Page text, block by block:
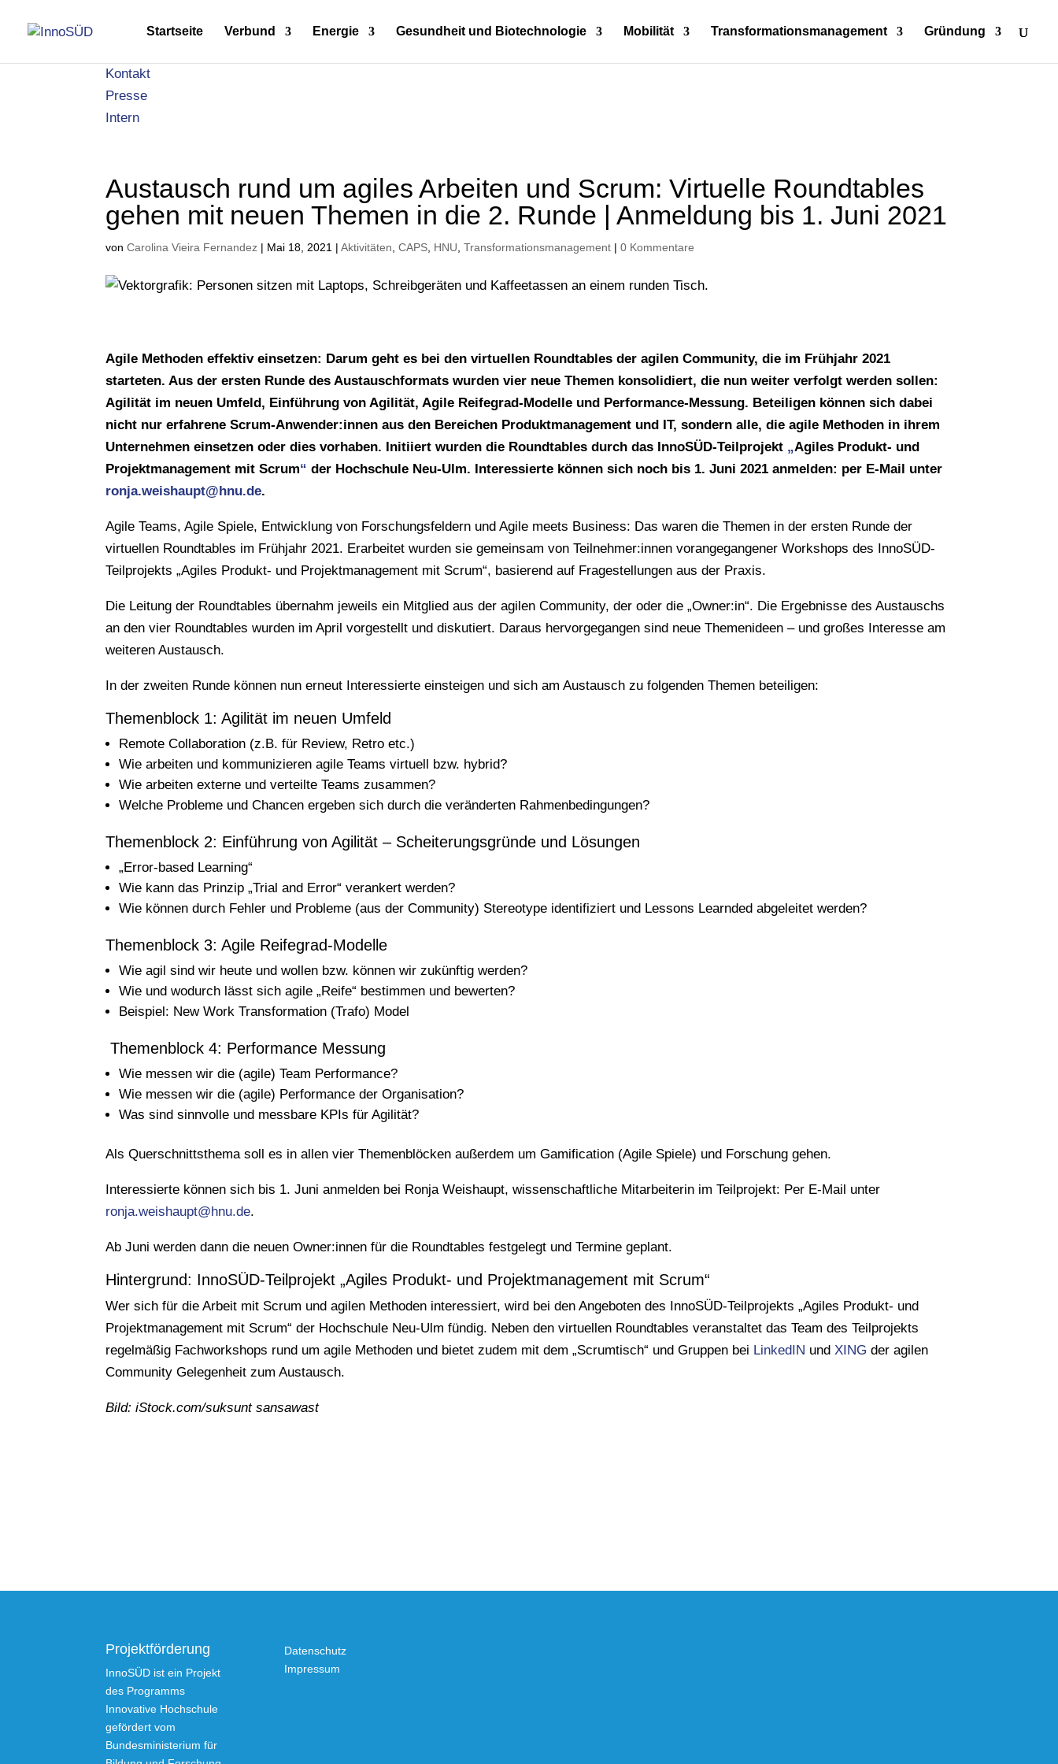
Kontakt
Presse
Intern
Startseite Verbund Energie Gesundheit und Biotechnologie Mobilität Transformationsmanagement Gründung
Austausch rund um agiles Arbeiten und Scrum: Virtuelle Roundtables
gehen mit neuen Themen in die 2. Runde | Anmeldung bis 1. Juni 2021
vonCarolina Vieira Fernandez | Mai 18, 2021 |Aktivitäten ,CAPS HNU ,Transformationsmanagement |0 Kommentare
Agile Methoden effektiv einsetzen: Darum geht es bei den virtuellen Roundtables der agilen Community, die im Frühjahr 2021
starteten. Aus der ersten Runde des Austauschformats wurden vier neue Themen konsolidiert, die nun weiter verfolgt werden sollen:
Agilität im neuen Umfeld, Einführung von Agilität, Agile Reifegrad-Modelle und Performance-Messung. Beteiligen können sich dabei
nicht nur erfahrene Scrum-Anwender:innen aus den Bereichen Produktmanagement und IT, sondern alle, die agile Methoden in ihrem
Unternehmen einsetzen oder dies vorhaben. Initiiert wurden die Roundtables durch das InnoSÜD-Teilprojekt „Agiles Produkt- und
Projektmanagement mit Scrum“ der Hochschule Neu-Ulm. Interessierte können sich noch bis 1. Juni 2021 anmelden: per E-Mail unter
ronja.weishaupt@hnu.de.
Agile Teams, Agile Spiele, Entwicklung von Forschungsfeldern und Agile meets Business: Das waren die Themen in der ersten Runde der
virtuellen Roundtables im Frühjahr 2021. Erarbeitet wurden sie gemeinsam von Teilnehmer:innen vorangegangener Workshops des InnoSÜD-
Teilprojekts „Agiles Produkt- und Projektmanagement mit Scrum“, basierend auf Fragestellungen aus der Praxis.
Die Leitung der Roundtables übernahm jeweils ein Mitglied aus der agilen Community, der oder die „Owner:in“. Die Ergebnisse des Austauschs
an den vier Roundtables wurden im April vorgestellt und diskutiert. Daraus hervorgegangen sind neue Themenideen – und großes Interesse am
weiteren Austausch.
In der zweiten Runde können nun erneut Interessierte einsteigen und sich am Austausch zu folgenden Themen beteiligen:
Themenblock 1: Agilität im neuen Umfeld
Remote Collaboration (z.B. für Review, Retro etc.)
Wie arbeiten und kommunizieren agile Teams virtuell bzw. hybrid?
Wie arbeiten externe und verteilte Teams zusammen?
Welche Probleme und Chancen ergeben sich durch die veränderten Rahmenbedingungen?
Themenblock 2: Einführung von Agilität – Scheiterungsgründe und Lösungen
„Error-based Learning“
Wie kann das Prinzip „Trial and Error“ verankert werden?
Wie können durch Fehler und Probleme (aus der Community) Stereotype identifiziert und Lessons Learnded abgeleitet werden?
Themenblock 3: Agile Reifegrad-Modelle
Wie agil sind wir heute und wollen bzw. können wir zukünftig werden?
Wie und wodurch lässt sich agile „Reife“ bestimmen und bewerten?
Beispiel: New Work Transformation (Trafo) Model
Themenblock 4: Performance Messung
Wie messen wir die (agile) Team Performance?
Wie messen wir die (agile) Performance der Organisation?
Was sind sinnvolle und messbare KPIs für Agilität?
Als Querschnittsthema soll es in allen vier Themenblöcken außerdem um Gamification (Agile Spiele) und Forschung gehen.
Interessierte können sich bis 1. Juni anmelden bei Ronja Weishaupt, wissenschaftliche Mitarbeiterin im Teilprojekt: Per E-Mail unter
ronja.weishaupt@hnu.de.
Ab Juni werden dann die neuen Owner:innen für die Roundtables festgelegt und Termine geplant.
Hintergrund: InnoSÜD-Teilprojekt „Agiles Produkt- und Projektmanagement mit Scrum“
Wer sich für die Arbeit mit Scrum und agilen Methoden interessiert, wird bei den Angeboten des InnoSÜD-Teilprojekts „Agiles Produkt- und
Projektmanagement mit Scrum“ der Hochschule Neu-Ulm fündig. Neben den virtuellen Roundtables veranstaltet das Team des Teilprojekts
regelmäßig Fachworkshops rund um agile Methoden und bietet zudem mit dem „Scrumtisch“ und Gruppen bei LinkedIN und XING der agilen
Community Gelegenheit zum Austausch.
Bild: iStock.com/suksunt sansawast
Projektförderung
InnoSÜD ist ein Projekt
des Programms
Innovative Hochschule
gefördert vom
Bundesministerium für
Datenschutz
Impressum